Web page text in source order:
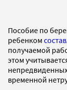
Пособие по
ребенком
получаемой
этом
временной